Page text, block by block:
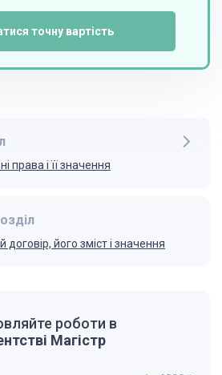
точну вартість
його зміст і значення
права і її значення
роботи в
Магістр